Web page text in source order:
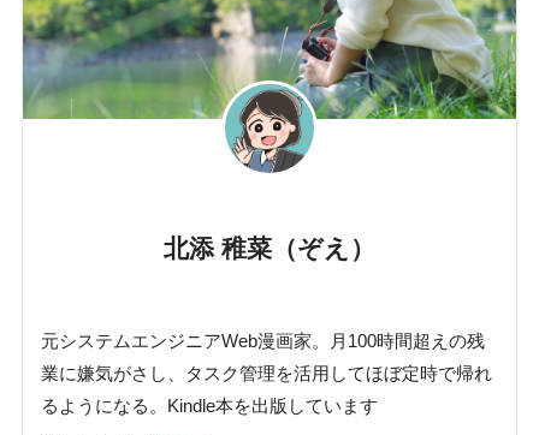
北添 稚菜（ぞえ）
元システムエンジニアWeb漫画家。月100時間超えの残
業に嫌気がさし、タスク管理を活用してほぼ定時で帰れ
るようになる。Kindle本を出版しています